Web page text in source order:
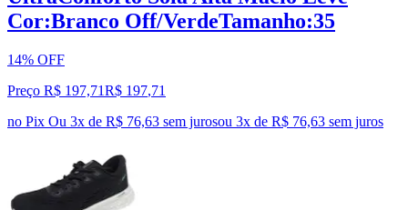
Cor:Branco Off/VerdeTamanho:35
14% OFF
Preço R$ 197,71R$ 197,71
no Pix Ou 3x de R$ 76,63 sem jurosou 3x de R$ 76,63 sem juros